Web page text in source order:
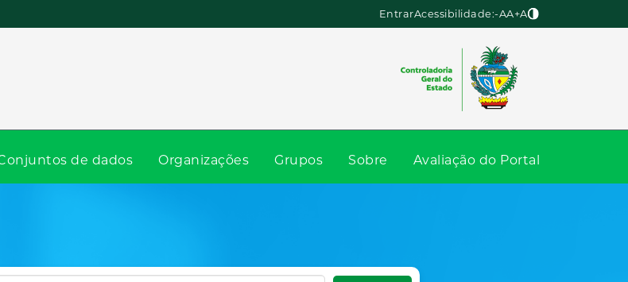
EntrarAcessibilidade:-AA+A
de dados Organizações Grupos Sobre Avaliação do Portal